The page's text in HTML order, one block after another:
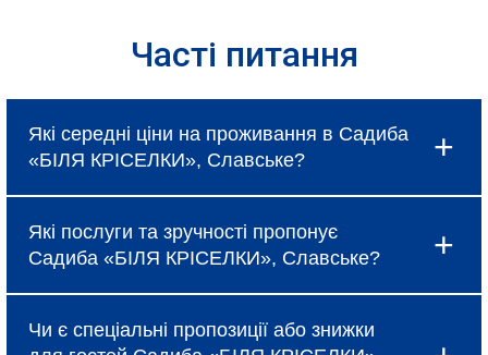
Часті питання
Які середні ціни на проживання в Садиба
«БІЛЯ КРІСЕЛКИ», Славське?
коливаються і залежать від вибраного типу
номеру, сезону та наявності спеціальних
пропозицій, про які можна дізнатися під час
бронювання.
Які послуги та зручності пропонує
Садиба «БІЛЯ КРІСЕЛКИ», Славське?
безкоштовний Wi-Fi, щоденне прибирання та
Чи є спеціальні пропозиції або знижки